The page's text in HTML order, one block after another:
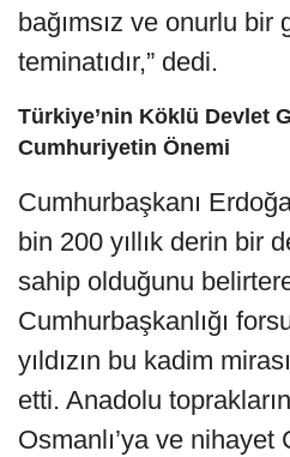
bağımsız ve onurlu bir
teminatıdır,” dedi.
Türkiye’nin Köklü Devlet
Cumhuriyetin Önemi
Cumhurbaşkanı
bin 200 yıllık derin bir
sahip olduğunu
Cumhurbaşkanlığı
yıldızın bu kadim
etti. Anadolu
Osmanlı’ya ve nihayet